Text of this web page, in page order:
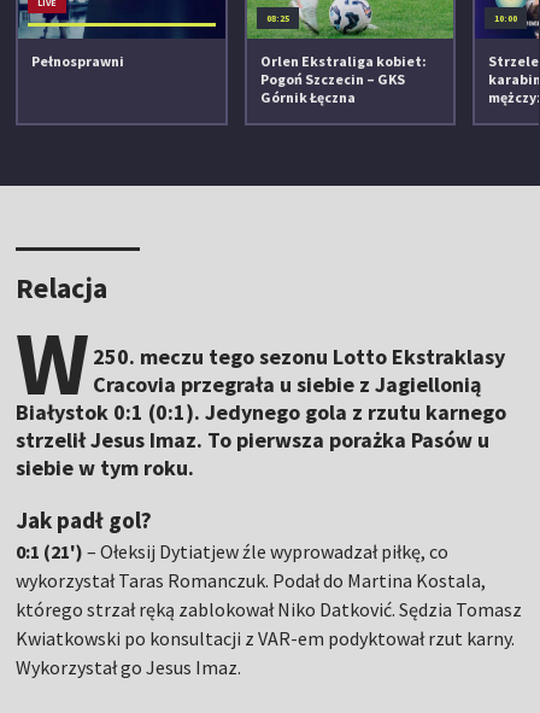
Pełnosprawni
08:25
Orlen Ekstraliga kobiet:
Pogoń Szczecin – GKS
Górnik Łęczna
10:00
Relacja
W 250. meczu tego sezonu Lotto Ekstraklasy
Cracovia przegrała u siebie z Jagiellonią
Białystok 0:1 (0:1). Jedynego gola z rzutu karnego
strzelił Jesus Imaz. To pierwsza porażka Pasów u
siebie w tym roku.
Jak padł gol?
0:1 (21')– Ołeksij Dytiatjew źle wyprowadzał piłkę, co
wykorzystał Taras Romanczuk. Podał do Martina Kostala,
którego strzał ręką zablokował Niko Datković. Sędzia Tomasz
Kwiatkowski po konsultacji z VAR-em podyktował rzut karny.
Wykorzystał go Jesus Imaz.